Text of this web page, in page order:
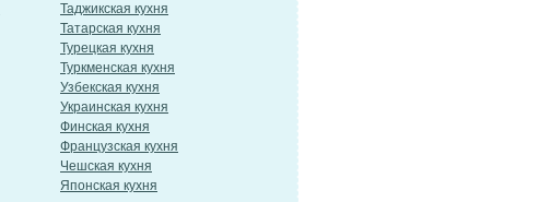
Таджикская кухня
Татарская кухня
Турецкая кухня
Туркменская кухня
Узбекская кухня
Украинская кухня
Финская кухня
Французская кухня
Чешская кухня
Японская кухня